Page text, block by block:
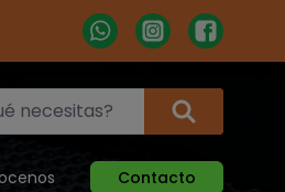
Contacto